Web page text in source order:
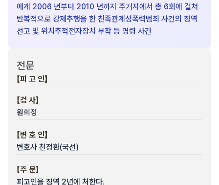
에게 2006 년부터 2010 년까지 주거지에서 총 6회에 걸쳐
반복적으로 강제추행을 한 친족관계성폭력범죄 사건의 징역
선고 및 위치추적전자장치 부착 등 명령 사건
전문
【피 고 인】
【검 사】
원희정
【변 호 인】
변호사 천정환(국선)
【주 문】
피고인을 징역 2년에 처한다.